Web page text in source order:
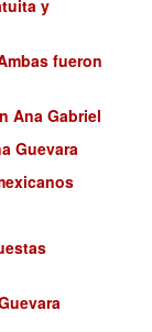
y
fueron
Ana Gabriel
Guevara